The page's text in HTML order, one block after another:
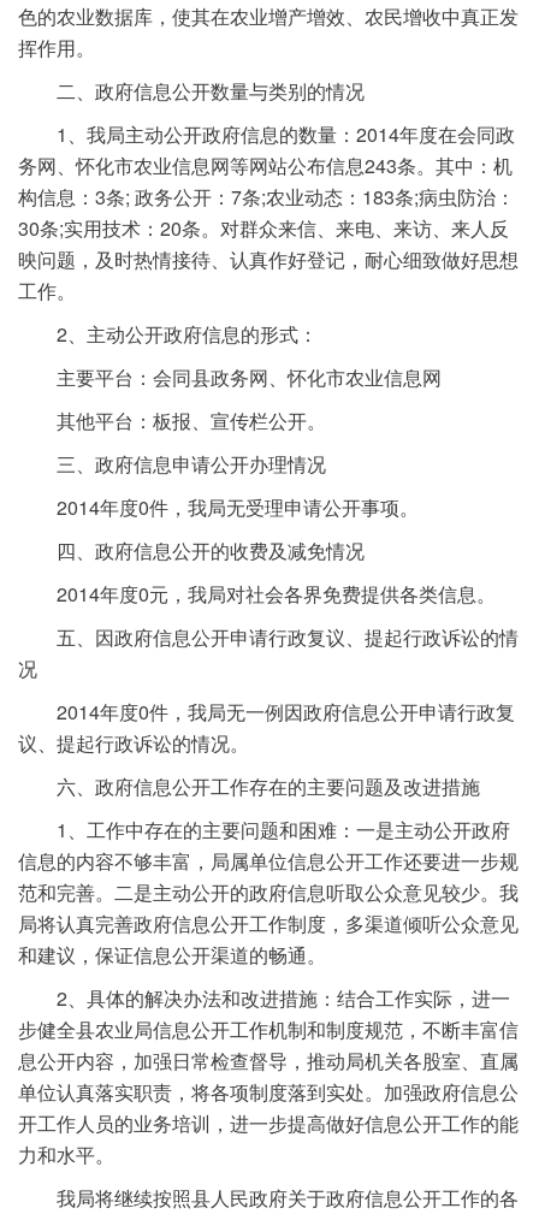
色的农业数据库，使其在农业增产增效、农民增收中真正发
挥作用。
二、政府信息公开数量与类别的情况
1、我局主动公开政府信息的数量：2014年度在会同政
务网、怀化市农业信息网等网站公布信息243条。其中：机
构信息：3条; 政务公开：7条;农业动态：183条;病虫防治：
30条;实用技术：20条。对群众来信、来电、来访、来人反
映问题，及时热情接待、认真作好登记，耐心细致做好思想
工作。
2、主动公开政府信息的形式：
主要平台：会同县政务网、怀化市农业信息网
其他平台：板报、宣传栏公开。
三、政府信息申请公开办理情况
2014年度0件，我局无受理申请公开事项。
四、政府信息公开的收费及减免情况
2014年度0元，我局对社会各界免费提供各类信息。
五、因政府信息公开申请行政复议、提起行政诉讼的情
况
2014年度0件，我局无一例因政府信息公开申请行政复
议、提起行政诉讼的情况。
六、政府信息公开工作存在的主要问题及改进措施
1、工作中存在的主要问题和困难：一是主动公开政府
信息的内容不够丰富，局属单位信息公开工作还要进一步规
范和完善。二是主动公开的政府信息听取公众意见较少。我
局将认真完善政府信息公开工作制度，多渠道倾听公众意见
和建议，保证信息公开渠道的畅通。
2、具体的解决办法和改进措施：结合工作实际，进一
步健全县农业局信息公开工作机制和制度规范，不断丰富信
息公开内容，加强日常检查督导，推动局机关各股室、直属
单位认真落实职责，将各项制度落到实处。加强政府信息公
开工作人员的业务培训，进一步提高做好信息公开工作的能
力和水平。
我局将继续按照县人民政府关于政府信息公开工作的各